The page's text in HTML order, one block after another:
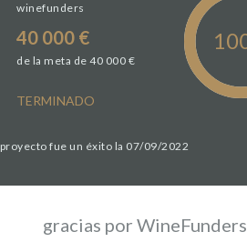
winefunders
40 000 €
de la meta de 40 000 €
TERMINADO
fue un éxito la 07/09/2022
gracias por WineFunders